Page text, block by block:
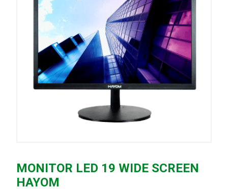
MONITOR LED 19 WIDE SCREEN
HAYOM